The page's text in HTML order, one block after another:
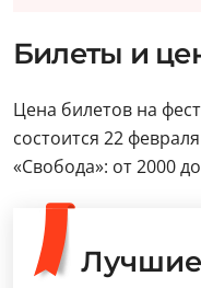
Билеты и
Цена билетов на
состоится 22
«Свобода»: от 2000